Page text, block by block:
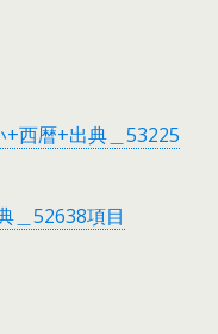
西暦+出典＿53225
＿52638項目